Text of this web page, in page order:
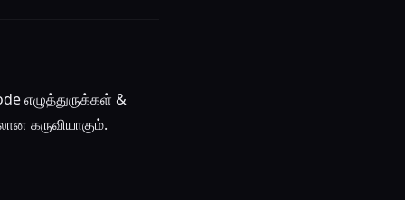
எழுத்துருக்கள் &
கருவியாகும்.